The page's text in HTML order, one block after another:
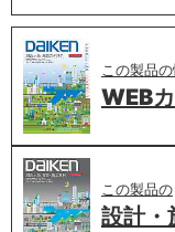
この製品
WEB
この製品の
設計・